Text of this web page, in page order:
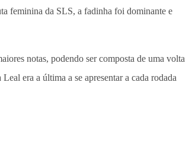
feminina da SLS, a fadinha foi dominante e
notas, podendo ser composta de uma volta
era a última a se apresentar a cada rodada